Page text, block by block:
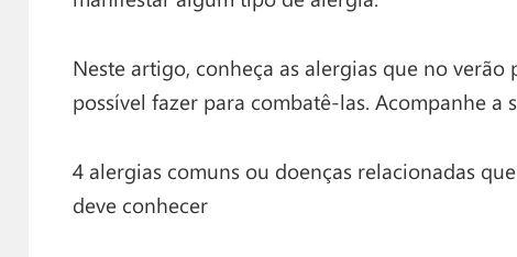
Neste artigo, conheça as alergias que no
possível fazer para combatê-las. Acompanhe a
4 alergias comuns ou doenças relacionadas
deve conhecer